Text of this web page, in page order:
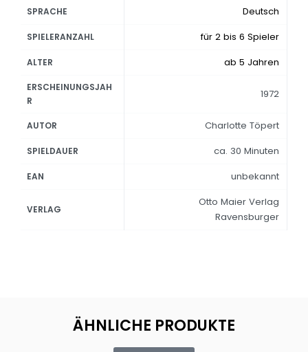
SPRACHE Deutsch
SPIELERANZAHL für 2 bis 6 Spieler
ALTER ab 5 Jahren
ERSCHEINUNGSJAH
R
1972
AUTOR Charlotte Töpert
SPIELDAUER ca. 30 Minuten
EAN unbekannt
VERLAG
Otto Maier Verlag
Ravensburger
ÄHNLICHE PRODUKTE